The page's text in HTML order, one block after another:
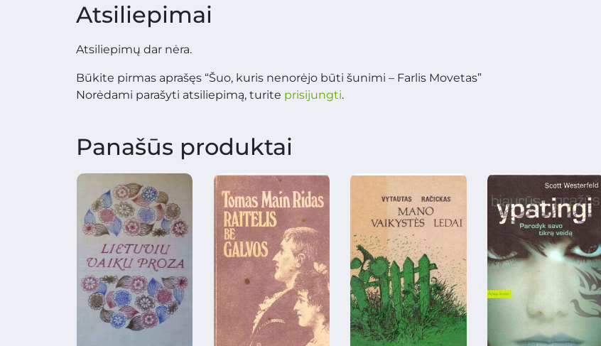
Atsiliepimai
Atsiliepimų dar nėra.
Būkite pirmas aprašęs “Šuo, kuris nenorėjo būti šunimi – Farlis Movetas”
Norėdami parašyti atsiliepimą, turite prisijungti.
Panašūs produktai